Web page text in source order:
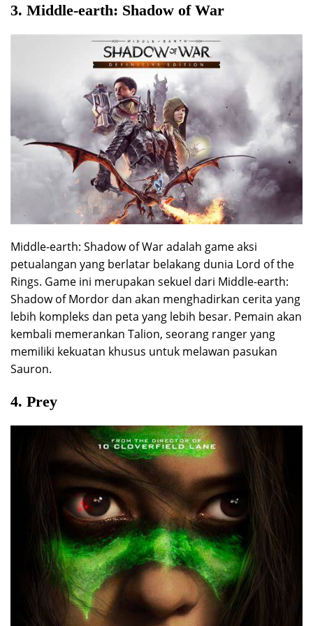
3. Middle-earth: Shadow of War
Middle-earth: Shadow of War adalah game aksi
petualangan yang berlatar belakang dunia Lord of the
Rings. Game ini merupakan sekuel dari Middle-earth:
Shadow of Mordor dan akan menghadirkan cerita yang
lebih kompleks dan peta yang lebih besar. Pemain akan
kembali memerankan Talion, seorang ranger yang
memiliki kekuatan khusus untuk melawan pasukan
Sauron.
4. Prey